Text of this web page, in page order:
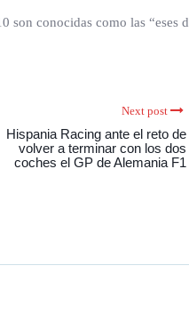
son conocidas como las “eses
Next post
Hispania Racing ante el reto de
volver a terminar con los dos
coches el GP de Alemania F1